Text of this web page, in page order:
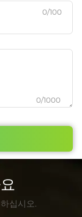
0/100
0/1000
십시오.